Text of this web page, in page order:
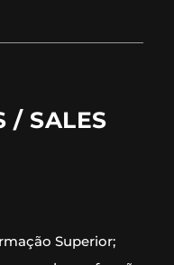
/ SALES
Superior;